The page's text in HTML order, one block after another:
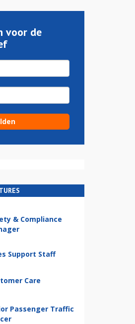
voor de
& Compliance
Support Staff
Care
Passenger Traffic